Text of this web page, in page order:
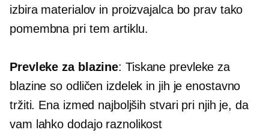
izbira materialov in proizvajalca bo prav tako
pomembna pri tem artiklu.
Prevleke za blazine: Tiskane prevleke za
blazine so odličen izdelek in jih je enostavno
tržiti. Ena izmed najboljših stvari pri njih je, da
vam lahko dodajo raznolikost